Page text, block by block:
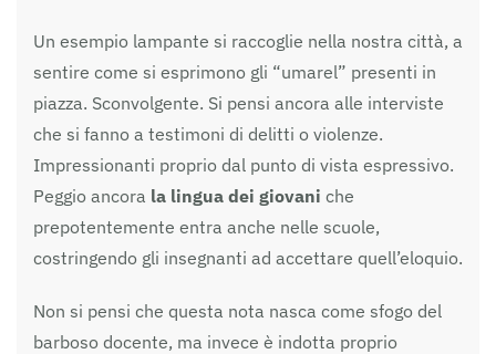
Un esempio lampante si raccoglie nella nostra città, a
sentire come si esprimono gli “umarel” presenti in
piazza. Sconvolgente. Si pensi ancora alle interviste
che si fanno a testimoni di delitti o violenze.
Impressionanti proprio dal punto di vista espressivo.
Peggio ancora la lingua dei giovani che
prepotentemente entra anche nelle scuole,
costringendo gli insegnanti ad accettare quell’eloquio.
Non si pensi che questa nota nasca come sfogo del
barboso docente, ma invece è indotta proprio